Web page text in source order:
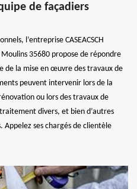
de façadiers
l’entreprise CASEACSCH
35680 propose de répondre
de la mise en œuvre des travaux de
peuvent intervenir lors de la
ou lors des travaux de
divers, et bien d’autres
ses chargés de clientèle